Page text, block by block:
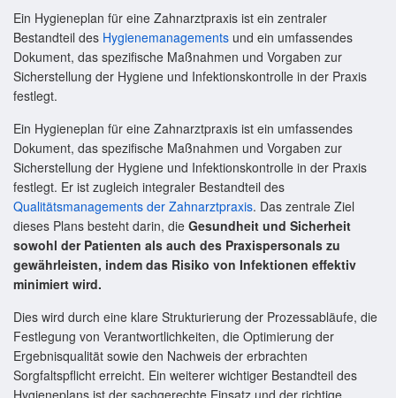
Ein Hygieneplan für eine Zahnarztpraxis ist ein zentraler
Bestandteil des Hygienemanagements und ein umfassendes
Dokument, das spezifische Maßnahmen und Vorgaben zur
Sicherstellung der Hygiene und Infektionskontrolle in der Praxis
festlegt.
Ein Hygieneplan für eine Zahnarztpraxis ist ein umfassendes
Dokument, das spezifische Maßnahmen und Vorgaben zur
Sicherstellung der Hygiene und Infektionskontrolle in der Praxis
festlegt. Er ist zugleich integraler Bestandteil des
Qualitätsmanagements der Zahnarztpraxis. Das zentrale Ziel
dieses Plans besteht darin, die Gesundheit und Sicherheit
sowohl der Patienten als auch des Praxispersonals zu
gewährleisten, indem das Risiko von Infektionen effektiv
minimiert wird.
Dies wird durch eine klare Strukturierung der Prozessabläufe, die
Festlegung von Verantwortlichkeiten, die Optimierung der
Ergebnisqualität sowie den Nachweis der erbrachten
Sorgfaltspflicht erreicht. Ein weiterer wichtiger Bestandteil des
Hygieneplans ist der sachgerechte Einsatz und der richtige